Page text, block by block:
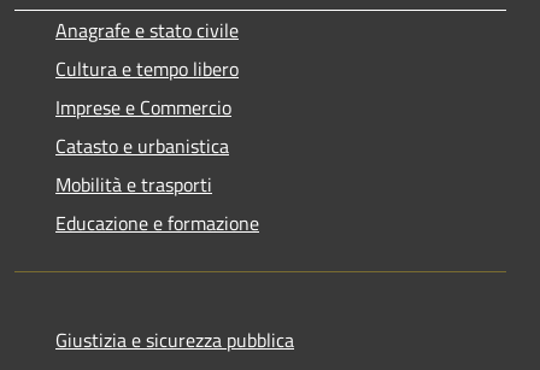
Anagrafe e stato civile
Cultura e tempo libero
Imprese e Commercio
Catasto e urbanistica
Mobilità e trasporti
Educazione e formazione
Giustizia e sicurezza pubblica